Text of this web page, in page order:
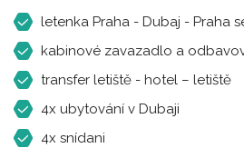
letenka Praha - Dubaj - Praha
kabinové zavazadlo a
transfer letiště - hotel – letiště
4x ubytování v Dubaji
4x snídani